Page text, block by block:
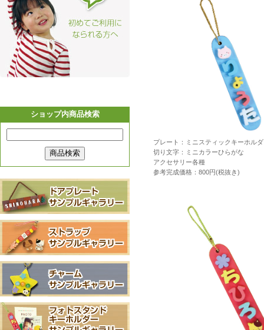
プレート：ミニスティックキーホル
切り文字：ミニカラーひらがな
アクセサリー各種
参考完成価格：800円(税抜き)